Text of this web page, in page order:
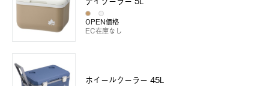
OPEN価格
EC在庫なし
ホイールクーラー 45L